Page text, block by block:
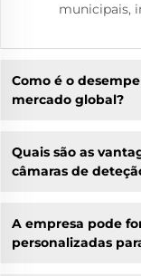
municipais,
Como é o
mercado global?
Quais são as
câmaras de
A empresa pode
personalizadas